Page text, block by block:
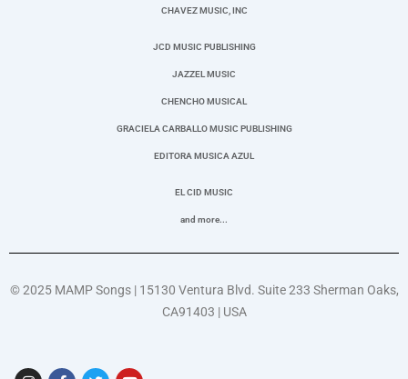
CHAVEZ MUSIC, INC
JCD MUSIC PUBLISHING
JAZZEL MUSIC
CHENCHO MUSICAL
GRACIELA CARBALLO MUSIC PUBLISHING
EDITORA MUSICA AZUL
EL CID MUSIC
and more...
© 2025 MAMP Songs | 15130 Ventura Blvd. Suite 233 Sherman Oaks,
CA91403 | USA
I F T Y